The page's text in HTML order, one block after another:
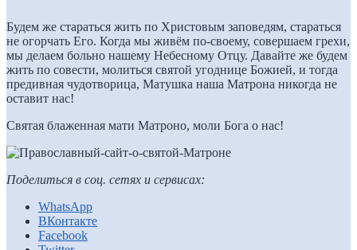
Будем же стараться жить по Христовым заповедям, стараться
не огорчать Его. Когда мы живём по-своему, совершаем грехи,
мы делаем больно нашему Небесному Отцу. Давайте же будем
жить по совести, молиться святой угоднице Божией, и тогда
предивная чудотворица, Матушка наша Матрона никогда не
оставит нас!
Святая блаженная мати Матроно, моли Бога о нас!
Поделиться в соц. сетях и сервисах:
WhatsApp
ВКонтакте
Facebook